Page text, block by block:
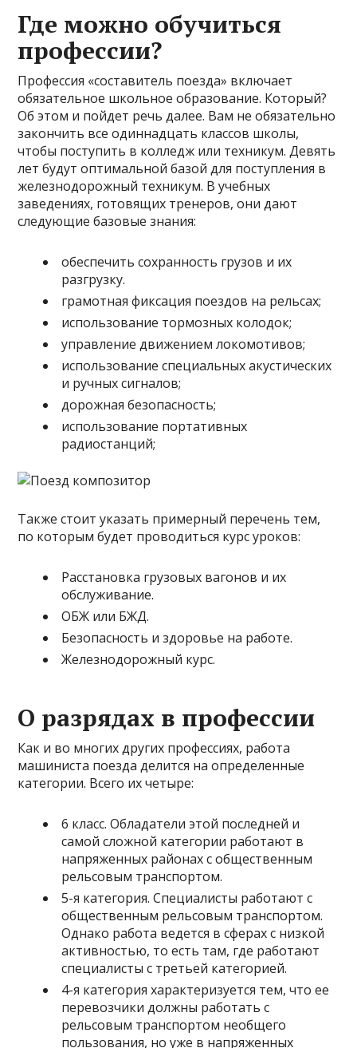
Где можно обучиться
профессии?
Профессия «составитель поезда» включает
обязательное школьное образование. Который?
Об этом и пойдет речь далее. Вам не обязательно
закончить все одиннадцать классов школы,
чтобы поступить в колледж или техникум. Девять
лет будут оптимальной базой для поступления в
железнодорожный техникум. В учебных
заведениях, готовящих тренеров, они дают
следующие базовые знания:
обеспечить сохранность грузов и их
разгрузку.
грамотная фиксация поездов на рельсах;
использование тормозных колодок;
управление движением локомотивов;
использование специальных акустических
и ручных сигналов;
дорожная безопасность;
использование портативных
радиостанций;
Также стоит указать примерный перечень тем,
по которым будет проводиться курс уроков:
Расстановка грузовых вагонов и их
обслуживание.
ОБЖ или БЖД.
Безопасность и здоровье на работе.
Железнодорожный курс.
О разрядах в профессии
Как и во многих других профессиях, работа
машиниста поезда делится на определенные
категории. Всего их четыре:
6 класс. Обладатели этой последней и
самой сложной категории работают в
напряженных районах с общественным
рельсовым транспортом.
5-я категория. Специалисты работают с
общественным рельсовым транспортом.
Однако работа ведется в сферах с низкой
активностью, то есть там, где работают
специалисты с третьей категорией.
4-я категория характеризуется тем, что ее
перевозчики должны работать с
рельсовым транспортом необщего
пользования, но уже в напряженных